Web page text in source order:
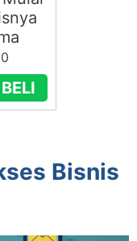
BELI
Bisnis